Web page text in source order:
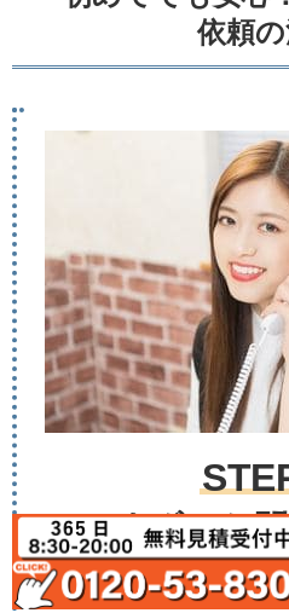
依頼
まずはお
初めてでも安心して頂ける